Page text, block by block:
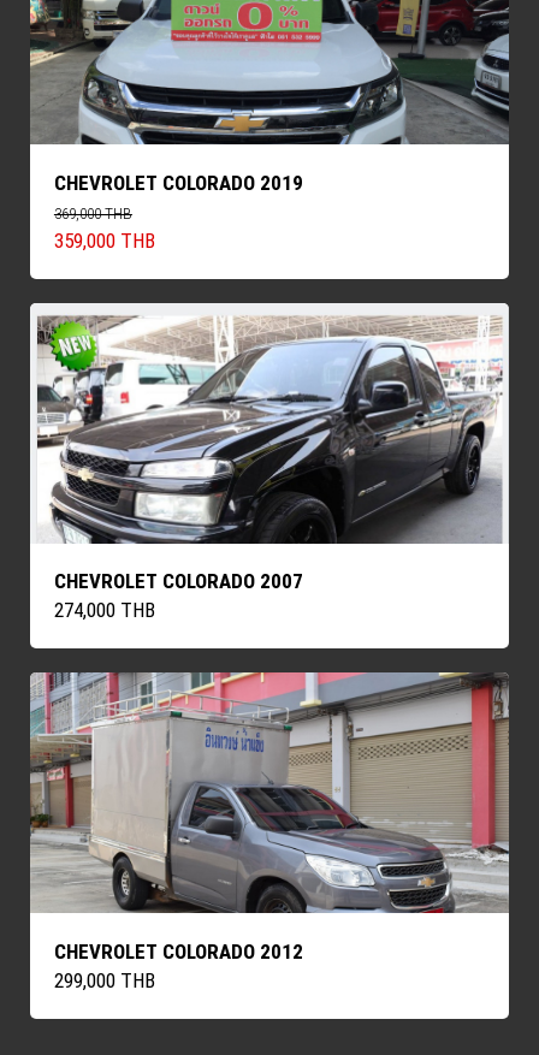
CHEVROLET COLORADO 2019
369,000 THB
359,000 THB
CHEVROLET COLORADO 2007
274,000 THB
CHEVROLET COLORADO 2012
299,000 THB